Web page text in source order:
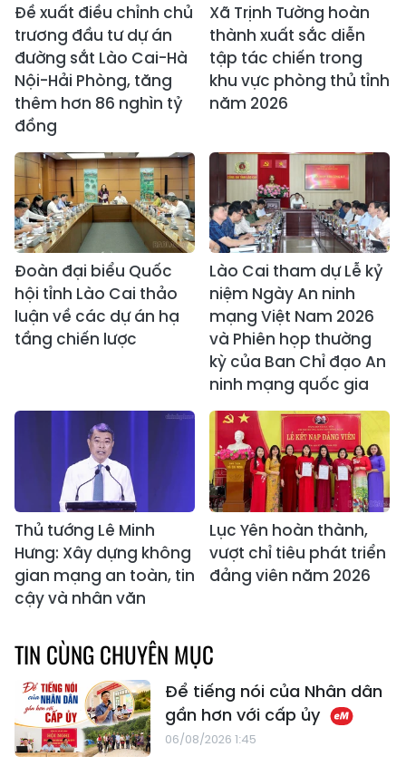
Đề xuất điều chỉnh chủ
trương đầu tư dự án
đường sắt Lào Cai-Hà
Nội-Hải Phòng, tăng
thêm hơn 86 nghìn tỷ
đồng
Xã Trịnh Tường hoàn
thành xuất sắc diễn
tập tác chiến trong
khu vực phòng thủ tỉnh
năm 2026
Đoàn đại biểu Quốc
hội tỉnh Lào Cai thảo
luận về các dự án hạ
tầng chiến lược
Lào Cai tham dự Lễ kỷ
niệm Ngày An ninh
mạng Việt Nam 2026
và Phiên họp thường
kỳ của Ban Chỉ đạo An
ninh mạng quốc gia
Thủ tướng Lê Minh
Hưng: Xây dựng không
gian mạng an toàn, tin
cậy và nhân văn
Lục Yên hoàn thành,
vượt chỉ tiêu phát triển
đảng viên năm 2026
TIN CÙNG CHUYÊN MỤC
Để tiếng nói của Nhân dân
gần hơn với cấp ủy
06/08/2026 1:45